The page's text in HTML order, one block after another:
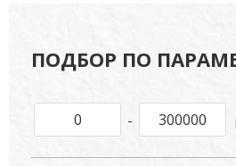
ПОДБОР ПО
-